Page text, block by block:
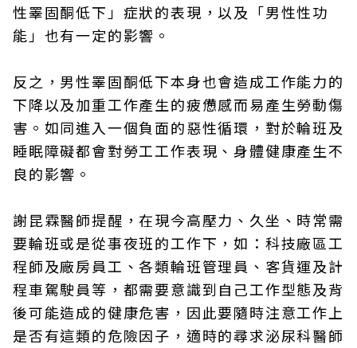
性睪固酮低下」症狀的表現，以及「男性性功
能」也有一定的影響。
反之，男性睪固酮低下本身也會造成工作能力的
下降以及加重工作產生的疲憊感而易產生勞動傷
害。如同進入一個負面的惡性循環，對於輪班及
睡眠障礙都會對勞工工作表現、身體健康產生不
良的影響。
謝昆霖醫師提醒，在現今高壓力、久坐、時常需
要輪班或是從事夜班的工作下，如：科技廠區工
程師及廠房員工、各類輪班管理員、客貨運及計
程車駕駛員等，都需要意識到自己工作型態及背
後可能造成的健康危害，因此要隨時注意工作上
是否有這類的危險因子，適時的尋求泌尿科醫師